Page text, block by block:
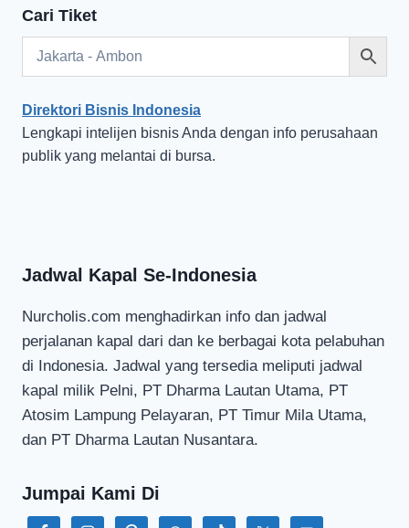
Cari Tiket
Direktori Bisnis Indonesia
Lengkapi intelijen bisnis Anda dengan info perusahaan
publik yang melantai di bursa.
Jadwal Kapal Se-Indonesia
Nurcholis.com menghadirkan info dan jadwal
perjalanan kapal dari dan ke berbagai kota pelabuhan
di Indonesia. Jadwal yang tersedia meliputi jadwal
kapal milik Pelni, PT Dharma Lautan Utama, PT
Atosim Lampung Pelayaran, PT Timur Mila Utama,
dan PT Dharma Lautan Nusantara.
Jumpai Kami Di